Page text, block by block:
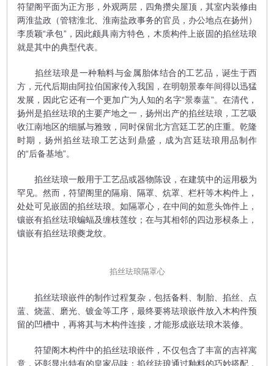
符望阁平面为正方形，外观两层，四角攒尖屋顶，其室内装修由
两淮盐政（管辖淮北、淮南盐政事务的官员，办公地点在扬州）
李质颖“承包”，因此颇具南方特色，木质构件上嵌固的掐丝珐琅
就是其中的典型代表。
掐丝珐琅是一种釉料与金属胎体结合的工艺品，诞生于西
方，元代后期由阿拉伯国家传入我国，在明朝景泰年间得以迅猛
发展，因此它还有一个更加广为人知的名字“景泰蓝”。在清代，
扬州是掐丝珐琅的主要产地之一，扬州出产的掐丝珐琅，工艺吸
收江南地区的细腻与雅致，同时保留北方宫廷工艺的庄重。乾隆
时期，扬州掐丝珐琅工艺达到鼎盛，成为宫廷珐琅用品制作
的“后备基地”。
掐丝珐琅一般用于工艺品或器物陈设，在建筑中的运用极为
罕见。然而，符望阁里的隔扇、隔罩、炕罩、栏杆等木构件上，
处处可见嵌固的掐丝珐琅。如隔罩心，在中间的如意头饰件上，
镶嵌有掐丝珐琅蝙蝠及缠枝莲纹；在与其相邻的四边形棂条上，
镶嵌有掐丝珐琅夔龙纹。
掐丝珐琅隔罩心
掐丝珐琅嵌件的制作过程复杂，包括备料、制胎、掐丝、点
蓝、烧蓝、磨光、镀金等工序，最终要将珐琅嵌件放入木构件预
留的凹槽中，再将其与木构件连接，才能形成嵌珐琅木装修。
符望阁木构件中的掐丝珐琅嵌件，不仅包含了丰富的吉祥寓
意，还彰显出特有的皇家品味：掐丝珐琅通过釉料的巧妙搭配，